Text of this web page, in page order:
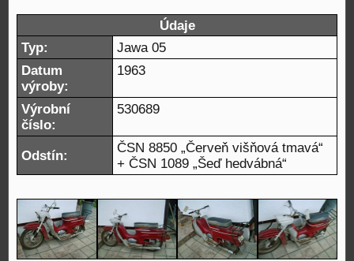
Údaje
Typ:
Jawa 05
Datum
výroby:
1963
Výrobní
číslo:
530689
Odstín:
ČSN 8850 „Červeň višňová tmavá“
+ ČSN 1089 „Šeď hedvábná“